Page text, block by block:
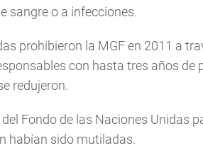
sangre o a infecciones.
prohibieron la MGF en 2011 a
con hasta tres años
redujeron.
Fondo de las Naciones Unidas
habían sido mutiladas.